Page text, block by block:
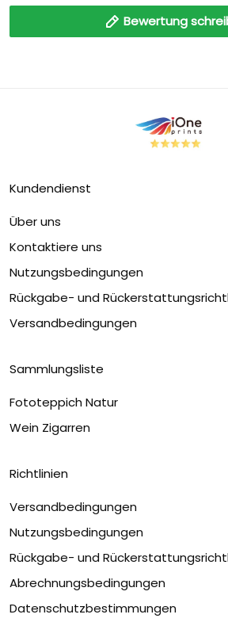
Bewertung
Kundendienst
Über uns
Kontaktiere uns
Nutzungsbedingungen
Rückgabe- und
Versandbedingungen
Sammlungsliste
Fototeppich Natur
Wein Zigarren
Richtlinien
Versandbedingungen
Nutzungsbedingungen
Rückgabe- und
Abrechnungsbedingungen
Datenschutzbestimmungen